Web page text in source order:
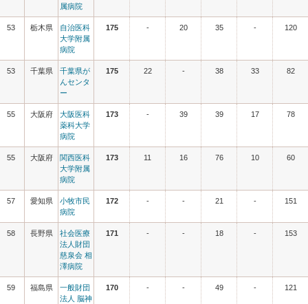
属病院
53 栃木県
自治医科
大学附属
病院
175 - 20 35 - 120
53 千葉県
千葉県が
んセンタ
ー
175 22 - 38 33 82
55 大阪府
大阪医科
薬科大学
病院
173 - 39 39 17 78
55 大阪府
関西医科
大学附属
病院
173 11 16 76 10 60
57 愛知県
小牧市民
病院
172 - - 21 - 151
58 長野県
社会医療
法人財団
慈泉会 相
澤病院
171 - - 18 - 153
59 福島県
一般財団
法人 脳神
170 - - 49 - 121